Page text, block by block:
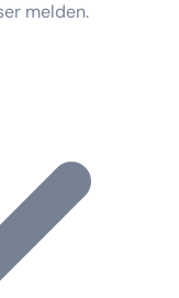
melden.